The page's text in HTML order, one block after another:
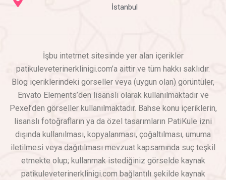
İstanbul
İşbu intetrnet sitesinde yer alan içerikler
patikuleveterinerklinigi.com’a aittir ve tüm hakkı saklıdır.
Blog içeriklerindeki görseller veya (uygun olan) görüntüler,
Envato Elements’den lisanslı olarak kullanılmaktadır ve
Pexel’den görseller kullanılmaktadır. Bahse konu içeriklerin,
lisanslı fotoğrafların ya da özel tasarımların PatiKule izni
dışında kullanılması, kopyalanması, çoğaltılması, umuma
iletilmesi veya dağıtılması mevzuat kapsamında suç teşkil
etmekte olup; kullanmak istediğiniz görselde kaynak
patikuleveterinerklinigi.com bağlantılı şekilde kaynak